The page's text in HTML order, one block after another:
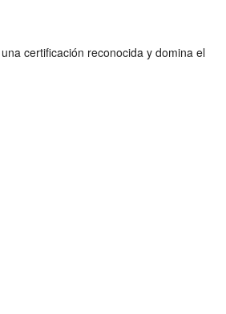
certificación reconocida y domina el